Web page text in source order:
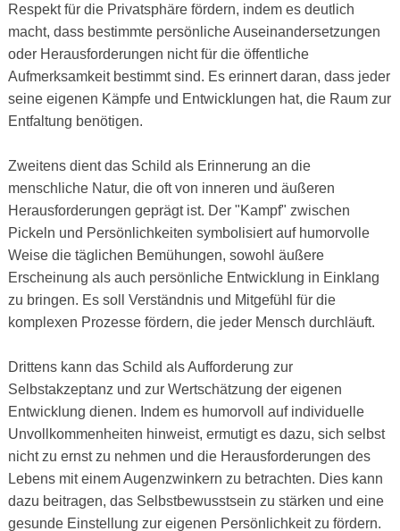
Respekt für die Privatsphäre fördern, indem es deutlich
macht, dass bestimmte persönliche Auseinandersetzungen
oder Herausforderungen nicht für die öffentliche
Aufmerksamkeit bestimmt sind. Es erinnert daran, dass jeder
seine eigenen Kämpfe und Entwicklungen hat, die Raum zur
Entfaltung benötigen.
Zweitens dient das Schild als Erinnerung an die
menschliche Natur, die oft von inneren und äußeren
Herausforderungen geprägt ist. Der "Kampf" zwischen
Pickeln und Persönlichkeiten symbolisiert auf humorvolle
Weise die täglichen Bemühungen, sowohl äußere
Erscheinung als auch persönliche Entwicklung in Einklang
zu bringen. Es soll Verständnis und Mitgefühl für die
komplexen Prozesse fördern, die jeder Mensch durchläuft.
Drittens kann das Schild als Aufforderung zur
Selbstakzeptanz und zur Wertschätzung der eigenen
Entwicklung dienen. Indem es humorvoll auf individuelle
Unvollkommenheiten hinweist, ermutigt es dazu, sich selbst
nicht zu ernst zu nehmen und die Herausforderungen des
Lebens mit einem Augenzwinkern zu betrachten. Dies kann
dazu beitragen, das Selbstbewusstsein zu stärken und eine
gesunde Einstellung zur eigenen Persönlichkeit zu fördern.